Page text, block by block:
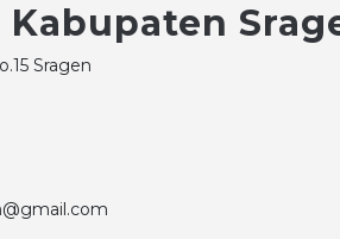
Kabupaten
Sragen